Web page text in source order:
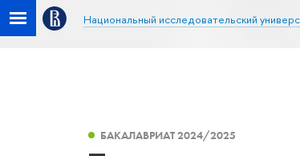
Национальный исследовательский
БАКАЛАВРИАТ 2024/2025